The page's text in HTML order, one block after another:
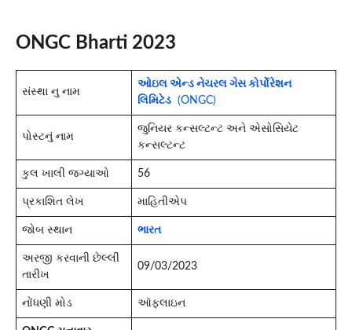
ONGC Bharti 2023
સંસ્થા નુ નામ
ઓઇલ એન્ડ નેચરલ ગેસ કોર્પોરેશન
લિમિટેડ (ONGC)
પોસ્ટનું નામ
જુનિયર કન્સલ્ટન્ટ અને એસોસિયેટ
કન્સલ્ટન્ટ
કુલ ખાલી જગ્યાઓ 56
પ્રકાશિત લેખ માહિતીએપ
જોબ સ્થાન ભારત
અરજી કરવાની છેલ્લી
તારીખ
09/03/2023
નોંધણી મોડ ઑફલાઇન